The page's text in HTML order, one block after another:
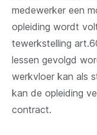
medewerker een
opleiding wordt
tewerkstelling
lessen gevolgd
werkvloer kan als
kan de opleiding
contract.